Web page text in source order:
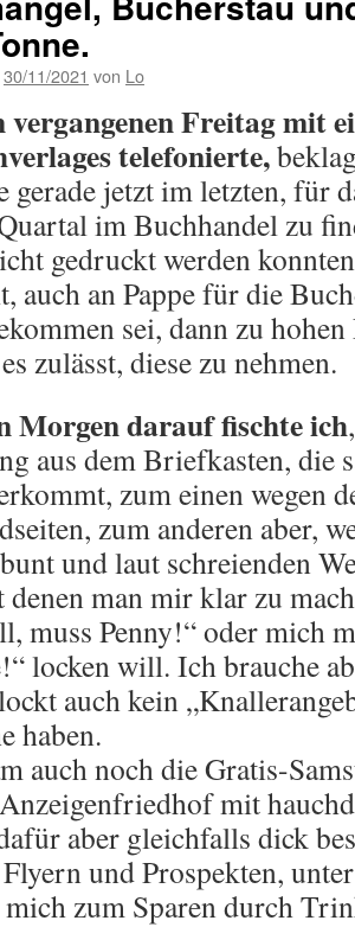
30/11/2021 von Lo
vergangenen Freitag mit
telefonierte,
gerade jetzt im letzten, für
im Buchhandel zu
gedruckt werden
auch an Pappe für die
sei, dann zu
zulässt, diese zu nehmen.
Morgen darauf fischte ich
aus dem Briefkasten, die
zum einen wegen
zum anderen aber,
und laut schreienden
man mir klar zu
muss Penny!“ oder mich
locken will. Ich brauche
auch kein
haben.
auch noch die Gratis-
mit
aber gleichfalls dick
und Prospekten,
mich zum Sparen durch